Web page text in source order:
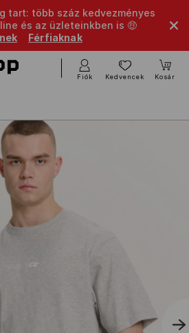
tart: több száz kedvezményes
és az üzleteinkben is 🤑
Férfiaknak
Fiók Kedvencek Kosár